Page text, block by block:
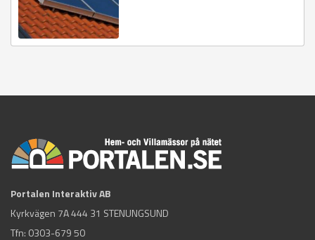
Portalen Interaktiv AB
Kyrkvägen 7A 444 31 STENUNGSUND
Tfn: 0303-679 50